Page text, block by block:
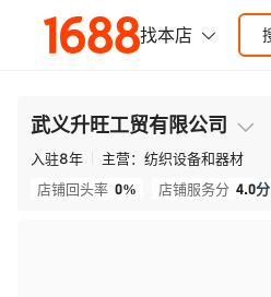
武义升旺工贸有限公司
入驻8年 主营： 纺织设备和器材
店铺回头率 0% 店铺服务分 4.0分